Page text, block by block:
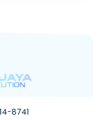
8741